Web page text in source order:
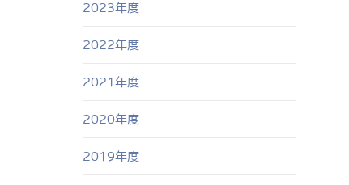
2023年度
2022年度
2021年度
2020年度
2019年度